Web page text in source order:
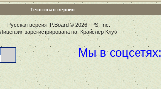
Текстовая версия
Русская версия IP.Board© 2026IPS, Inc
Лицензия зарегистрирована на: Крайслер Клуб
Мы в соцсетях: